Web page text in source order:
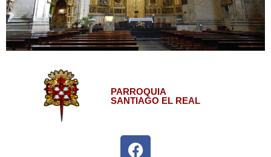
PARROQUIA
SANTIAGO EL REAL